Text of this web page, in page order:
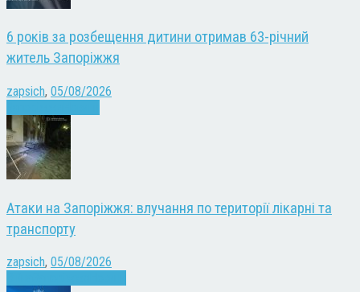
6 років за розбещення дитини отримав 63-річний
житель Запоріжжя
zapsich, 05/08/2026
Атаки на Запоріжжя: влучання по території лікарні та
транспорту
zapsich, 05/08/2026